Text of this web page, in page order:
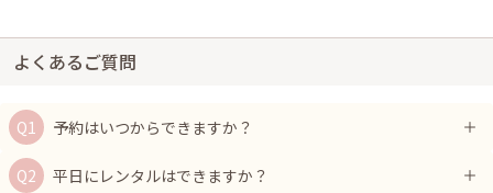
よくあるご質問
予約はいつからできますか？
平日にレンタルはできますか？